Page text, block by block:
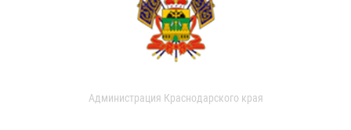
Администрация Краснодарского края